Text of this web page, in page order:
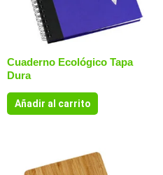
Cuaderno Ecológico Tapa
Dura
Añadir al carrito